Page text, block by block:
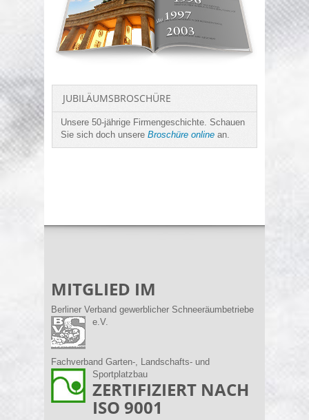
JUBILÄUMSBROSCHÜRE
Unsere 50-jährige Firmengeschichte. Schauen
Sie sich doch unsere Broschüre online an.
MITGLIED IM
Berliner Verband gewerblicher Schneeräumbetriebe
e.V.
Fachverband Garten-, Landschafts- und
Sportplatzbau
ZERTIFIZIERT NACH
ISO 9001